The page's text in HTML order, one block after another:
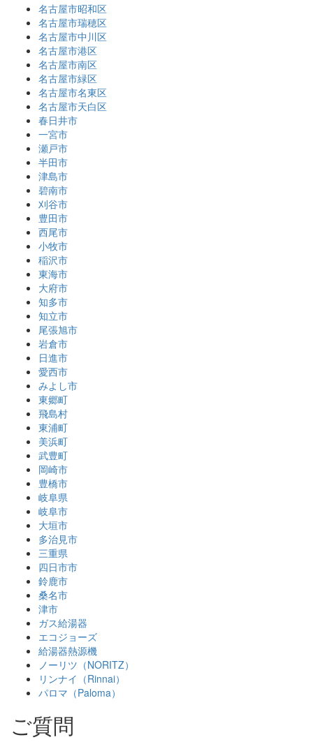
名古屋市昭和区
名古屋市瑞穂区
名古屋市中川区
名古屋市港区
名古屋市南区
名古屋市緑区
名古屋市名東区
名古屋市天白区
春日井市
一宮市
瀬戸市
半田市
津島市
碧南市
刈谷市
豊田市
西尾市
小牧市
稲沢市
東海市
大府市
知多市
知立市
尾張旭市
岩倉市
日進市
愛西市
みよし市
東郷町
飛島村
東浦町
美浜町
武豊町
岡崎市
豊橋市
岐阜県
岐阜市
大垣市
多治見市
三重県
四日市市
鈴鹿市
桑名市
津市
ガス給湯器
エコジョーズ
給湯器熱源機
ノーリツ（NORITZ）
リンナイ（Rinnai）
パロマ（Paloma）
ご質問